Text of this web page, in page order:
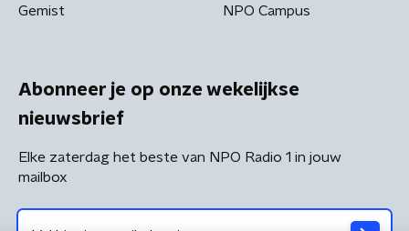
Gemist NPO Campus
Abonneer je op onze wekelijkse
nieuwsbrief
Elke zaterdag het beste van NPO Radio 1 in jouw
mailbox